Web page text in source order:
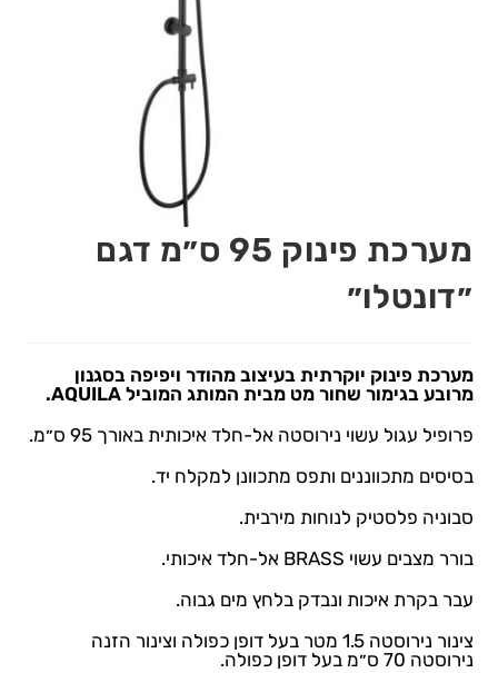
מערכת פינוק 95 ס״מ דגם
״דונטלו״
מערכת פינוק יוקרתית בעיצוב מהודר ויפיפה בסגנון
מרובע בגימור שחור מט מבית המותג המוביל AQUILA.
פרופיל עגול עשוי נירוסטה אל-חלד איכותית באורך 95 ס״מ.
בסיסים מתכווננים ותפס מתכוונן למקלח יד.
סבוניה פלסטיק לנוחות מירבית.
בורר מצבים עשוי BRASS אל-חלד איכותי.
עבר בקרת איכות ונבדק בלחץ מים גבוה.
צינור נירוסטה 1.5 מטר בעל דופן כפולה וצינור הזנה
נירוסטה 70 ס״מ בעל דופן כפולה.